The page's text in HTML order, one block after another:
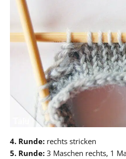
4. Runde: rechts stricken
5. Runde: 3 Maschen rechts, 1